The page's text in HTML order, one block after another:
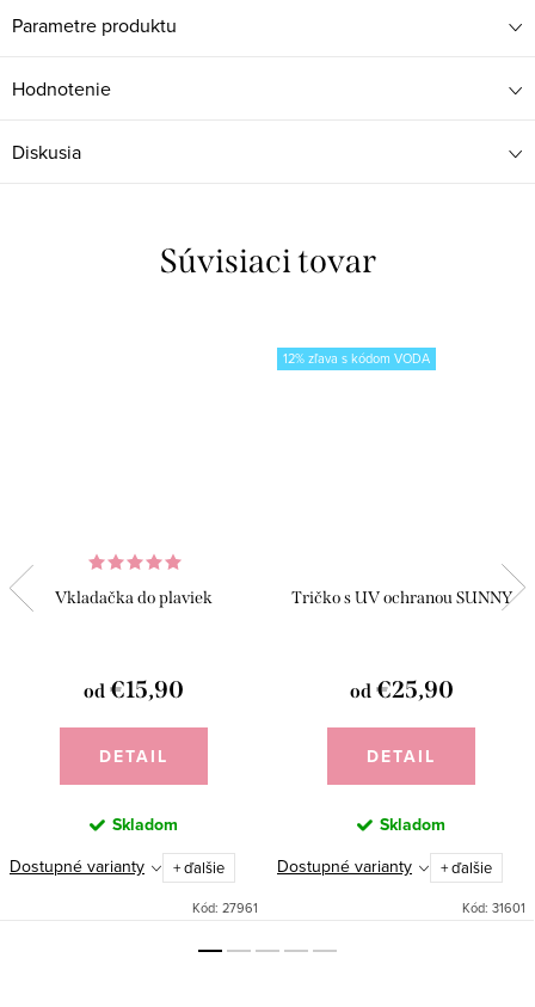
Parametre produktu
Hodnotenie
Diskusia
Súvisiaci tovar
Vkladačka do plaviek
od €15,90
DETAIL
Skladom
Dostupné varianty
+ ďalšie
Kód: 27961
12% zľava s kódom VODA
Tričko s UV ochranou SUNNY
od€25,90
DETAIL
Skladom
Dostupné varianty
+ ďalšie
Kód: 31601